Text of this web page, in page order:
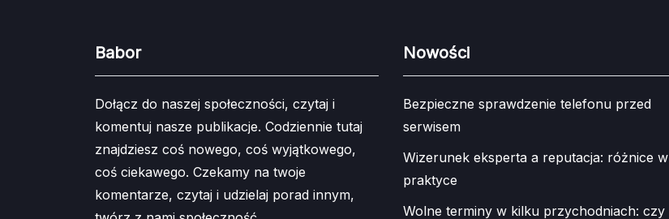
Babor
Dołącz do naszej społeczności, czytaj i
komentuj nasze publikacje. Codziennie tutaj
znajdziesz coś nowego, coś wyjątkowego,
coś ciekawego. Czekamy na twoje
komentarze, czytaj i udzielaj porad innym,
Nowości
Bezpieczne sprawdzenie telefonu przed
serwisem
Wizerunek eksperta a reputacja: różnice w
praktyce
Wolne terminy w kilku przychodniach: czy